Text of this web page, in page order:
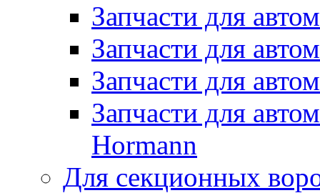
Запчасти для
Запчасти для
Запчасти для
Запчасти для
Hormann
Для секционных